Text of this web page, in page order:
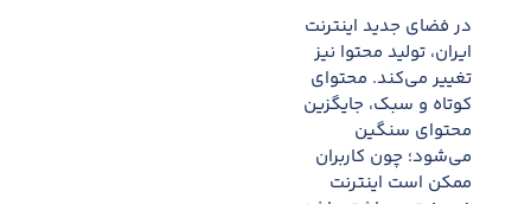
در فضای جدید اینترنت
ایران، تولید محتوا نیز
تغییر می‌کند. محتوای
کوتاه و سبک، جایگزین
محتوای سنگین
می‌شود؛ چون کاربران
ممکن است اینترنت